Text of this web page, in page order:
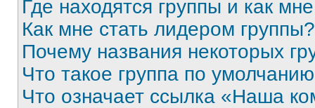
Где находятся группы и как
Как мне стать лидером группы?
Почему названия некоторых
Что такое группа по
Что означает ссылка «Наша